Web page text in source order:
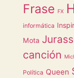
Frase FX
informática
Mota
canción
Política Queen